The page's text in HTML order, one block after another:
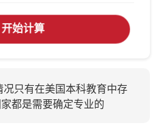
开始计算
只有在美国本科教育中存
都是需要确定专业的